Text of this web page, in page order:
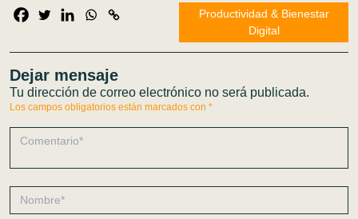
Productividad & Bienestar
Digital
Dejar mensaje
Tu dirección de correo electrónico no será publicada.
Los campos obligatorios están marcados con *